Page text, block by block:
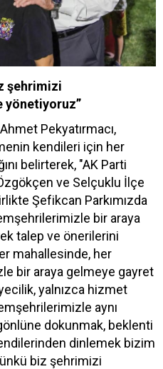
şehrimizi
yönetiyoruz”
Pekyatırmacı,
kendileri için her
belirterek, "AK Parti
ve Selçuklu İlçe
Şefikcan Parkımızda
bir araya
talep ve önerilerini
mahallesinde, her
bir araya gelmeye gayret
yalnızca hizmet
aynı
dokunmak, beklenti
dinlemek bizim
biz şehrimizi